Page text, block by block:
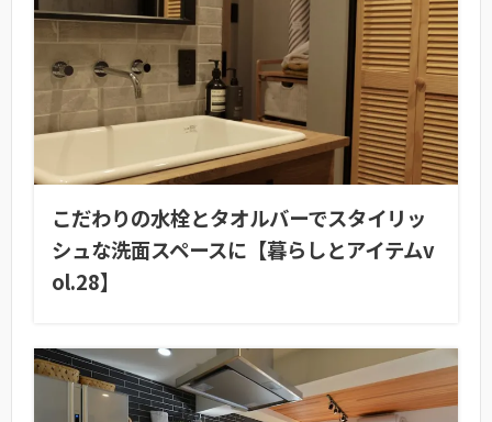
こだわりの水栓とタオルバーでスタイリッ
シュな洗面スペースに【暮らしとアイテムv
ol.28】